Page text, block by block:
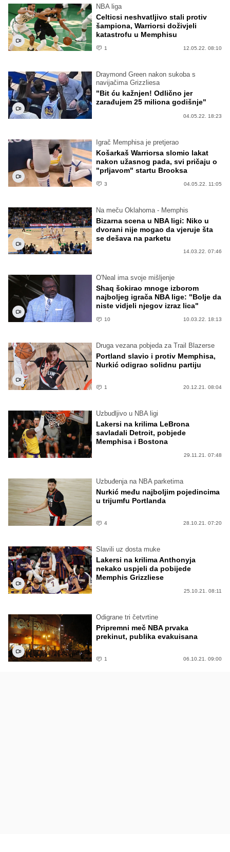
NBA liga
Celticsi neshvatljivo stali protiv
šampiona, Warriorsi doživjeli
katastrofu u Memphisu
1 12.05.22. 08:10
Draymond Green nakon sukoba s
navijačima Grizzliesa
"Bit ću kažnjen! Odlično jer
zarađujem 25 miliona godišnje"
04.05.22. 18:23
Igrač Memphisa je pretjerao
Košarkaš Warriorsa slomio lakat
nakon užasnog pada, svi pričaju o
"prljavom" startu Brooksa
3 04.05.22. 11:05
Na meču Oklahoma - Memphis
Bizarna scena u NBA ligi: Niko u
dvorani nije mogao da vjeruje šta
se dešava na parketu
14.03.22. 07:46
O'Neal ima svoje mišljenje
Shaq šokirao mnoge izborom
najboljeg igrača NBA lige: "Bolje da
niste vidjeli njegov izraz lica"
10 10.03.22. 18:13
Druga vezana pobjeda za Trail Blazerse
Portland slavio i protiv Memphisa,
Nurkić odigrao solidnu partiju
1 20.12.21. 08:04
Uzbudljivo u NBA ligi
Lakersi na krilima LeBrona
savladali Detroit, pobjede
Memphisa i Bostona
29.11.21. 07:48
Uzbuđenja na NBA parketima
Nurkić među najboljim pojedincima
u trijumfu Portlanda
4 28.10.21. 07:20
Slavili uz dosta muke
Lakersi na krilima Anthonyja
nekako uspjeli da pobijede
Memphis Grizzliese
25.10.21. 08:11
Odigrane tri četvrtine
Pripremni meč NBA prvaka
prekinut, publika evakuisana
1 06.10.21. 09:00